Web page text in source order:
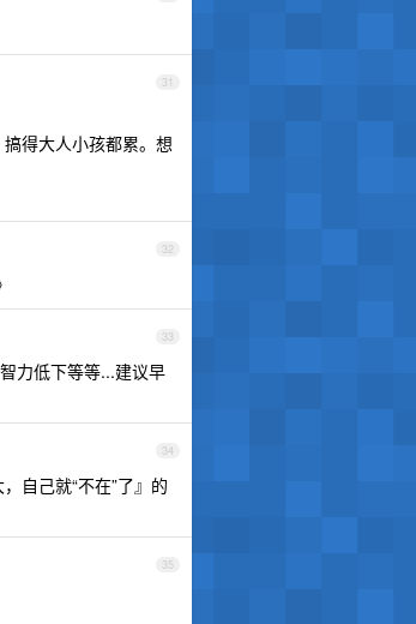
31
得大人小孩都累。想
32
33
力低下等等...建议早
34
自己就“不在”了』的
35